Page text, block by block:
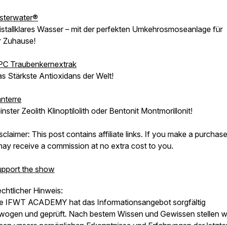
Wasser – mit der perfekten Umkehrosmoseanlage für
Zuhause!
Traubenkernextrak
Stärkste Antioxidans der Welt!
Zeolith Klinoptilolith oder Bentonit Montmorillonit!
This post contains affiliate links. If you make a
receive a commission at no extra cost to you.
the show
Hinweis:
IFWT ACADEMY hat das Informationsangebot sorgfältig
und geprüft. Nach bestem Wissen und Gewissen stellen